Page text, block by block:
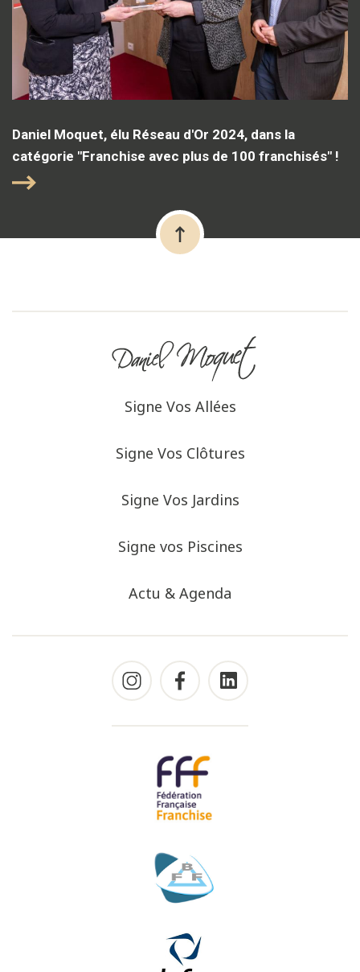
Daniel Moquet, élu Réseau d'Or 2024, dans la
catégorie "Franchise avec plus de 100 franchisés" !
Signe Vos Allées
Signe Vos Clôtures
Signe Vos Jardins
Signe vos Piscines
Actu & Agenda